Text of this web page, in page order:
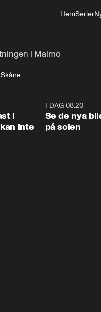
HemSerier
i Malmö
Skåne
i
inte
I DAG 08:20
Se de nya
på solen